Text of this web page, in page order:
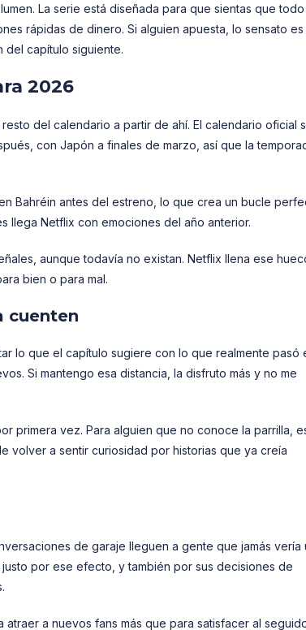
La serie está diseñada para que sientas que
rápidas de dinero. Si alguien apuesta, lo sensato es
del capítulo siguiente.
2026
del calendario a partir de ahí. El calendario oficial
con Japón a finales de marzo, así que la
Bahréin antes del estreno, lo que crea un bucle
llega Netflix con emociones del año anterior.
aunque todavía no existan. Netflix llena ese
bien o para mal.
cuenten
lo que el capítulo sugiere con lo que realmente pasó
Si mantengo esa distancia, la disfruto más y no me
primera vez. Para alguien que no conoce la parrilla,
volver a sentir curiosidad por historias que ya creía
de garaje lleguen a gente que jamás vería
por ese efecto, y también por sus decisiones de
a nuevos fans más que para satisfacer al